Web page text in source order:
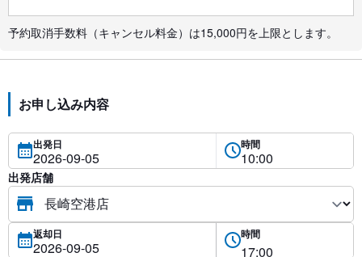
予約取消手数料（キャンセル料金）は15,000円を上限とします。
お申し込み内容
出発日 時間
出発店舗
返却日 時間